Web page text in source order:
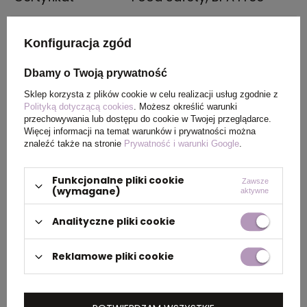
produktu
PAKOWANIE
Wymiary
kartonu
zewnętrznego
(m)
Ilość szt. w
kartonie
1
Konfiguracja zgód
Dbamy o Twoją prywatność
Sklep korzysta z plików cookie w celu realizacji usług zgodnie z
Polityką dotyczącą cookies. Możesz określić warunki
przechowywania lub dostępu do cookie w Twojej przeglądarce.
Więcej informacji na temat warunków i prywatności można
znaleźć także na stronie Prywatność i warunki Google.
Funkcjonalne pliki cookie
(wymagane)
Zawsze
aktywne
Analityczne pliki cookie
Reklamowe pliki cookie